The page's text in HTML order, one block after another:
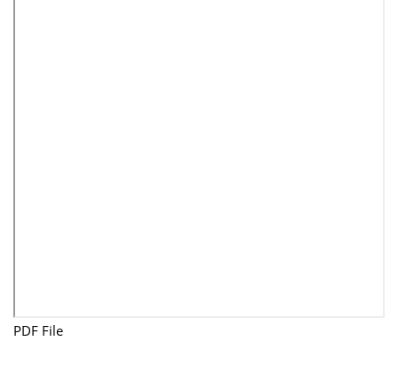
PDF File